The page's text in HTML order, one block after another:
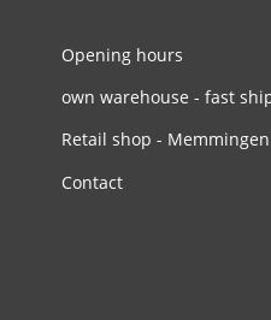
Opening hours
own warehouse - fast
Retail shop - Memmingen
Contact